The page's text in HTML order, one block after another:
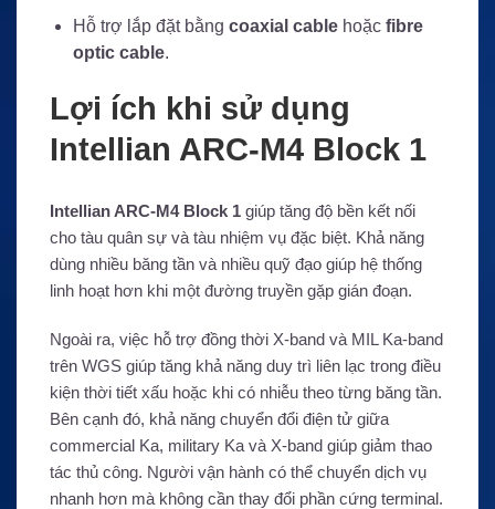
Hỗ trợ lắp đặt bằng coaxial cablehoặc fibre
optic cable.
Lợi ích khi sử dụng
Intellian ARC-M4 Block 1
Intellian ARC-M4 Block 1 giúp tăng độ bền kết nối
cho tàu quân sự và tàu nhiệm vụ đặc biệt. Khả năng
dùng nhiều băng tần và nhiều quỹ đạo giúp hệ thống
linh hoạt hơn khi một đường truyền gặp gián đoạn.
Ngoài ra, việc hỗ trợ đồng thời X-band và MIL Ka-band
trên WGS giúp tăng khả năng duy trì liên lạc trong điều
kiện thời tiết xấu hoặc khi có nhiễu theo từng băng tần.
Bên cạnh đó, khả năng chuyển đổi điện tử giữa
commercial Ka, military Ka và X-band giúp giảm thao
tác thủ công. Người vận hành có thể chuyển dịch vụ
nhanh hơn mà không cần thay đổi phần cứng terminal.